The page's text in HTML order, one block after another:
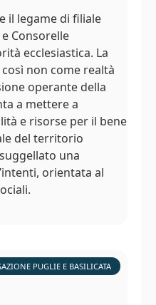
il legame di filiale
Consorelle
ecclesiastica. La
non come realtà
operante della
a mettere a
e risorse per il bene
del territorio
una
orientata al
PUGLIE E BASILICATA